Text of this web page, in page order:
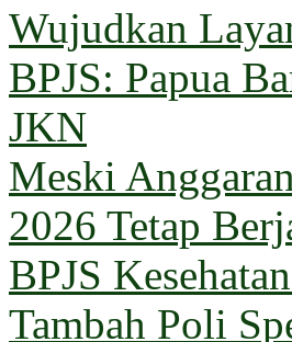
Wujudkan
BPJS: Papua
JKN
Meski
2026 Tetap
BPJS
Tambah Poli